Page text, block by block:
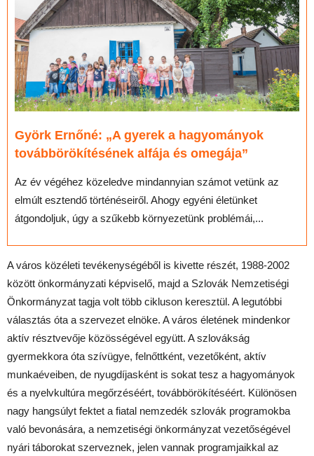
Györk Ernőné: „A gyerek a hagyományok
továbbörökítésének alfája és omegája”
Az év végéhez közeledve mindannyian számot vetünk az
elmúlt esztendő történéseiről. Ahogy egyéni életünket
átgondoljuk, úgy a szűkebb környezetünk problémái,...
A város közéleti tevékenységéből is kivette részét, 1988-2002
között önkormányzati képviselő, majd a Szlovák Nemzetiségi
Önkormányzat tagja volt több cikluson keresztül. A legutóbbi
választás óta a szervezet elnöke. A város életének mindenkor
aktív résztvevője közösségével együtt. A szlovákság
gyermekkora óta szívügye, felnőttként, vezetőként, aktív
munkaéveiben, de nyugdíjasként is sokat tesz a hagyományok
és a nyelvkultúra megőrzéséért, továbbörökítéséért. Különösen
nagy hangsúlyt fektet a fiatal nemzedék szlovák programokba
való bevonására, a nemzetiségi önkormányzat vezetőségével
nyári táborokat szerveznek, jelen vannak programjaikkal az